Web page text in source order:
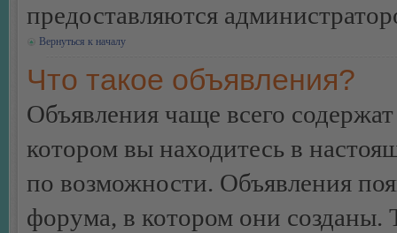
предоставляются
Вернуться к началу
Что такое объявления?
Объявления чаще всего
котором вы находитесь в
по возможности. Объявления
форума, в котором они